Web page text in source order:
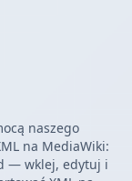
naszego
na MediaWiki:
— wklej, edytuj i